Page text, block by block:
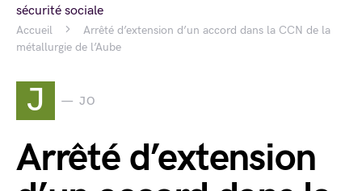
Accueil
Arrêté d’extension d’un accord dans la CCN de la
métallurgie de l’Aube
J JO
Arrêté d’extension
sécurité sociale